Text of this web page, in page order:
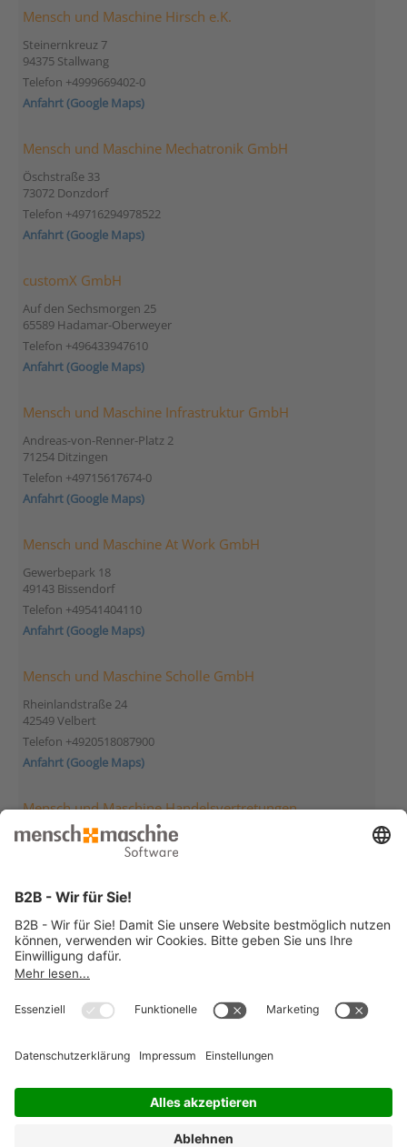
Mensch und Maschine Hirsch e.K.
Steinernkreuz 7
94375 Stallwang
Telefon +4999669402-0
Anfahrt (Google Maps)
Mensch und Maschine Mechatronik GmbH
Öschstraße 33
73072 Donzdorf
Telefon +49716294978522
Anfahrt (Google Maps)
customX GmbH
Auf den Sechsmorgen 25
65589 Hadamar-Oberweyer
Telefon +496433947610
Anfahrt (Google Maps)
Mensch und Maschine Infrastruktur GmbH
Andreas-von-Renner-Platz 2
71254 Ditzingen
Telefon +49715617674-0
Anfahrt (Google Maps)
Mensch und Maschine At Work GmbH
Gewerbepark 18
49143 Bissendorf
Telefon +49541404110
Anfahrt (Google Maps)
Mensch und Maschine Scholle GmbH
Rheinlandstraße 24
42549 Velbert
Telefon +4920518087900
Anfahrt (Google Maps)
Mensch und Maschine Handelsvertretungen
Mensch und Maschine Deutschland
Handelsvertretung Berlin
Telefon +49307895980
Anfahrt (Google Maps)
Mensch und Maschine Deutschland
Handelsvertretung Hockenheim
Wilhelm-Maybach-Str. 13
Telefon +4962052923874